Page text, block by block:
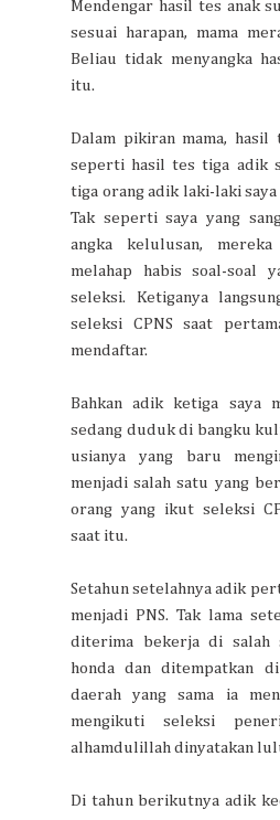
Mendengar hasil tes anak
sesuai harapan, mama
Beliau tidak menyangka
itu.
Dalam pikiran mama, hasil
seperti hasil tes tiga adik
tiga orang adik laki-laki saya
Tak seperti saya yang
angka kelulusan,
melahap habis soal-soal
seleksi. Ketiganya
seleksi CPNS saat
mendaftar.
Bahkan adik ketiga saya
sedang duduk di bangku
usianya yang baru
menjadi salah satu yang
orang yang ikut seleksi
saat itu.
Setahun setelahnya adik
menjadi PNS. Tak lama
diterima bekerja di salah
honda dan ditempatkan
daerah yang sama ia
mengikuti seleksi
alhamdulillah dinyatakan
Di tahun berikutnya adik